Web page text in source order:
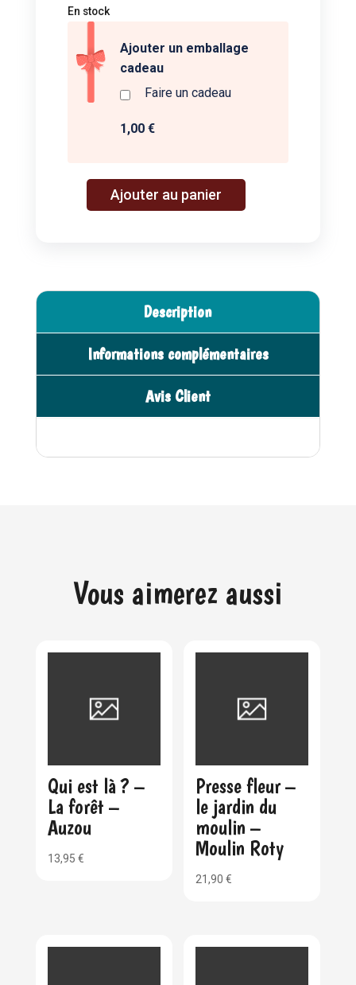
En stock
Ajouter un emballage
cadeau
Faire un cadeau
1,00 €
quantité
Ajouter au panier
l
n
i
Description
Informations complémentaires
Avis Client
Vous aimerez aussi
Qui est là ? –
La forêt –
Auzou
13,95 €
Presse fleur –
le jardin du
moulin –
Moulin Roty
21,90€